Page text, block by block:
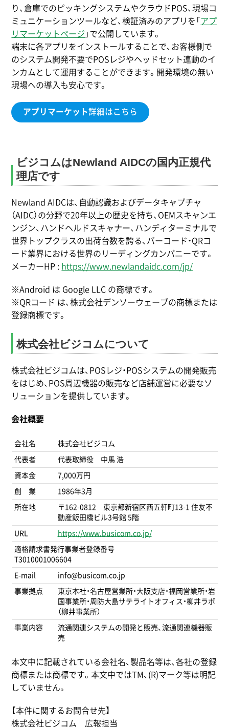
り、倉庫でのピッキングシステムやクラウドPOS、現場コ
ミュニケーションツールなど、検証済みのアプリを「 アプ
リマーケットページ 」で公開しています。
端末に各アプリをインストールすることで、お客様側で
のシステム開発不要でPOSレジやヘッドセット連動のイ
ンカムとして運用することができます。開発環境の無い
現場への導入も安心です。
アプリマーケット詳細はこちら
ビジコムはNewland AIDCの国内正規代
理店です
Newland AIDCは、自動認識およびデータキャプチャ
（AIDC）の分野で20年以上の歴史を持ち、OEMスキャンエ
ンジン、ハンドヘルドスキャナー、ハンディターミナルで
世界トップクラスの出荷台数を誇る、バーコード・QRコ
ード業界における世界のリーディングカンパニーです。
メーカーHP : https://www.newlandaidc.com/jp/
※Android は Google LLC の商標です。
※QRコード は、株式会社デンソーウェーブの商標または
登録商標です。
株式会社ビジコムについて
株式会社ビジコムは、POSレジ・POSシステムの開発販売
をはじめ、POS周辺機器の販売など店舗運営に必要なソ
リューションを提供しています。
会社概要
会社名 株式会社ビジコム
代表者 代表取締役 中馬 浩
資本金 7,000万円
創 業 1986年3月
所在地
〒162-0812 東京都新宿区西五軒町13-1 住友不
動産飯田橋ビル3号館 5階
URL https://www.busicom.co.jp/
適格請求書発行事業者登録番号
T3010001006604
E-mail info@busicom.co.jp
事業拠点
東京本社・名古屋営業所・大阪支店・福岡営業所・岩
国事業所・周防大島サテライトオフィス・柳井ラボ
（柳井事業所）
事業内容
流通関連システムの開発と販売、流通関連機器販
売
本文中に記載されている会社名、製品名等は、各社の登録
商標または商標です。本文中ではTM、(R)マーク等は明記
していません。
【本件に関するお問合せ先】
株式会社ビジコム 広報担当